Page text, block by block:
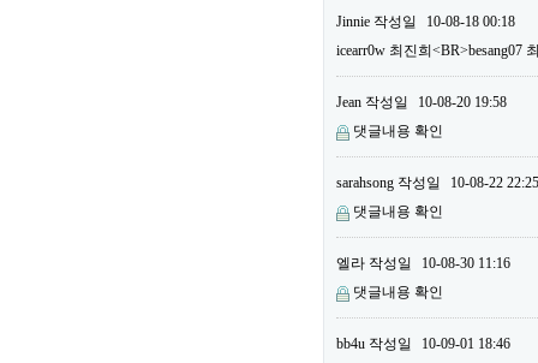
Jinnie 작성일
10-08-18 00:18
icearr0w 최진희<BR>besang07
Jean 작성일
10-08-20 19:58
댓글내용 확인
sarahsong 작성일
10-08-22 22:25
댓글내용 확인
엘라 작성일
10-08-30 11:16
댓글내용 확인
bb4u 작성일
10-09-01 18:46